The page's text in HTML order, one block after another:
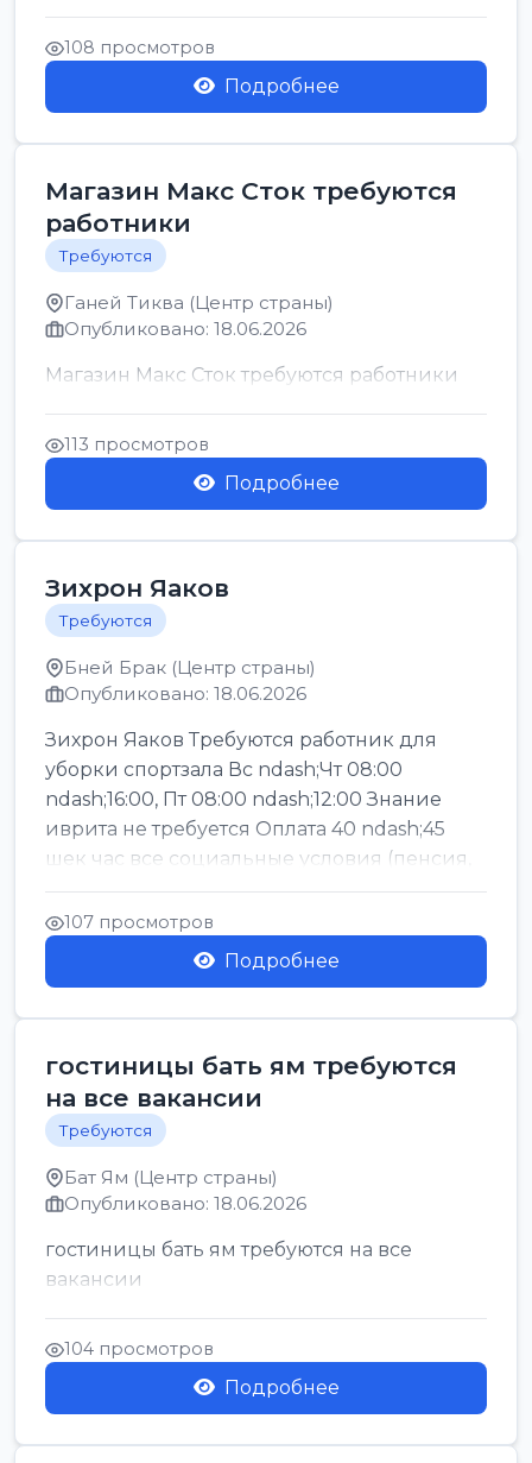
позицию возможна дом...
108 просмотров
Подробнее
Магазин Макс Сток требуются
работники
Требуются
Ганей Тиква (Центр страны)
Опубликовано: 18.06.2026
Магазин Макс Сток требуются работники
113 просмотров
Подробнее
Зихрон Яаков
Требуются
Бней Брак (Центр страны)
Опубликовано: 18.06.2026
Зихрон Яаков Требуются работник для
уборки спортзала Вс ndash;Чт 08:00
ndash;16:00, Пт 08:00 ndash;12:00 Знание
иврита не требуется Оплата 40 ndash;45
шек час все социальные условия (пенсия,
керен ишт...
107 просмотров
Подробнее
гостиницы бать ям требуются
на все вакансии
Требуются
Бат Ям (Центр страны)
Опубликовано: 18.06.2026
гостиницы бать ям требуются на все
вакансии
104 просмотров
Подробнее